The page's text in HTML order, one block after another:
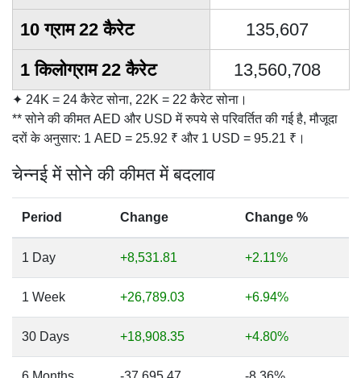
10 ग्राम 22 कैरेट
135,607
1 किलोग्राम 22 कैरेट
13,560,708
✦ 24K = 24 कैरेट सोना, 22K = 22 कैरेट सोना।
** सोने की कीमत AED और USD में रुपये से परिवर्तित की गई है, मौजूदा
दरों के अनुसार: 1 AED = 25.92 ₹ और 1 USD = 95.21 ₹।
चेन्नई में सोने की कीमत में बदलाव
Period Change Change %
1 Day +8,531.81 +2.11%
1 Week +26,789.03 +6.94%
30 Days +18,908.35 +4.80%